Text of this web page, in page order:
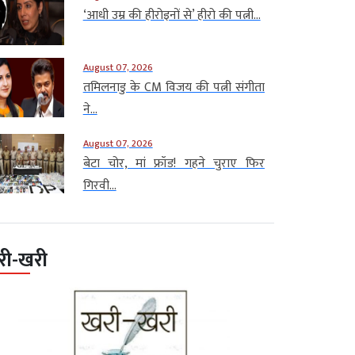
‘आधी उम्र की हीरोइनों से’ हीरो की पत्नी...
August 07, 2026
तमिलनाडु के CM विजय की पत्नी संगीता
ने...
August 07, 2026
बेटा चोर, मां फ्रॉड! गहने चुराए फिर
गिरवी...
खरी